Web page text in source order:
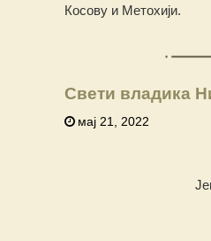
Косову и Метохији.
Свети владика
мај 21, 2022